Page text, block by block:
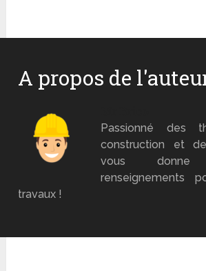
A propos de
Passionné des
construction et
vous
renseignements
travaux !